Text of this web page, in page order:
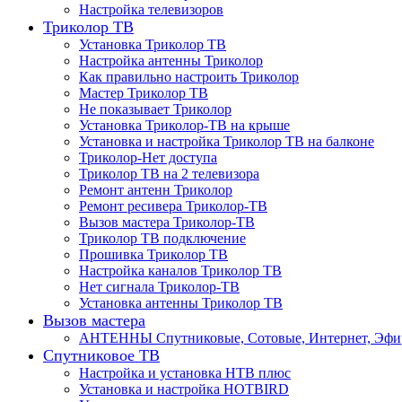
Настройка телевизоров
Триколор ТВ
Установка Триколор ТВ
Настройка антенны Триколор
Как правильно настроить Триколор
Мастер Триколор ТВ
Не показывает Триколор
Установка Триколор-ТВ на крыше
Установка и настройка Триколор ТВ на балконе
Триколор-Нет доступа
Триколор ТВ на 2 телевизора
Ремонт антенн Триколор
Ремонт ресивера Триколор-ТВ
Вызов мастера Триколор-ТВ
Триколор ТВ подключение
Прошивка Триколор ТВ
Настройка каналов Триколор ТВ
Нет сигнала Триколор-ТВ
Установка антенны Триколор ТВ
Вызов мастера
АНТЕННЫ Спутниковые, Сотовые, Интернет,
Спутниковое ТВ
Настройка и установка НТВ плюс
Установка и настройка HOTBIRD